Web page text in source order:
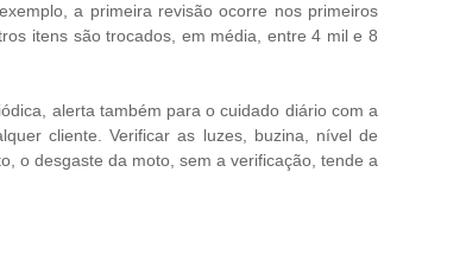
a primeira revisão ocorre nos primeiros
itens são trocados, em média, entre 4 mil e 8
alerta também para o cuidado diário com a
cliente. Verificar as luzes, buzina, nível de
o desgaste da moto, sem a verificação, tende a